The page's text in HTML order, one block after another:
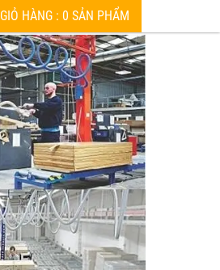
GIỎ HÀNG : 0 SẢN PHẨM